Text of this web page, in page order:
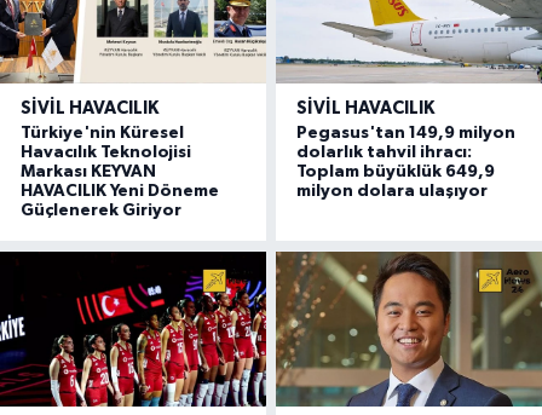
SIVIL HAVACILIK
Türkiye'nin Küresel
Havacılık Teknolojisi
Markası KEYVAN
HAVACILIK Yeni Döneme
Güçlenerek Giriyor
SIVIL HAVACILIK
Pegasus'tan 149,9 milyon
dolarlık tahvil ihracı:
Toplam büyüklük 649,9
milyon dolara ulaşıyor